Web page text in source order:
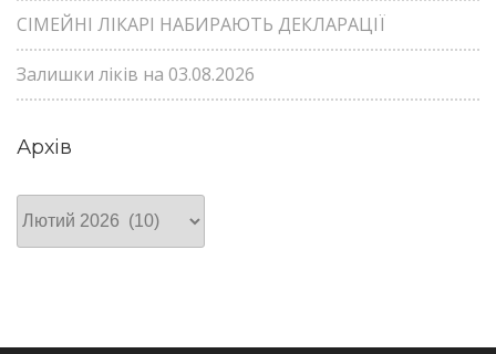
СІМЕЙНІ ЛІКАРІ НАБИРАЮТЬ ДЕКЛАРАЦІЇ
Залишки ліків на 03.08.2026
Архів
Архів